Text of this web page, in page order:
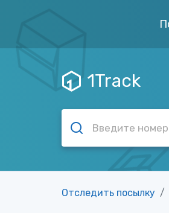
1Track
Отследить посылку